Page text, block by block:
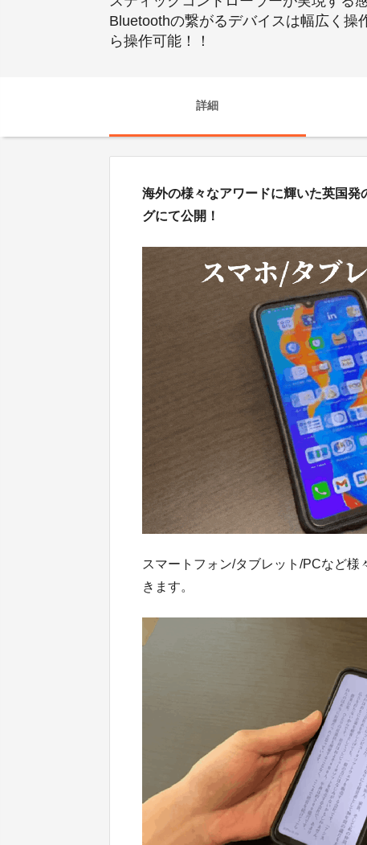
Bluetoothの繋がるデバイスは幅広く
ら操作可能！！
詳細
海外の様々なアワードに輝いた英国
グにて公開！
スマートフォン/タブレット/PCなど
きます。